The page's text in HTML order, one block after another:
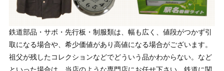
鉄道部品・サボ・先行板・制服類は、幅も広く、値段がつかず引
取になる場合や、希少価値があり高値になる場合がございます。
祖父が残したコレクションなどでどういう品かわからない。など